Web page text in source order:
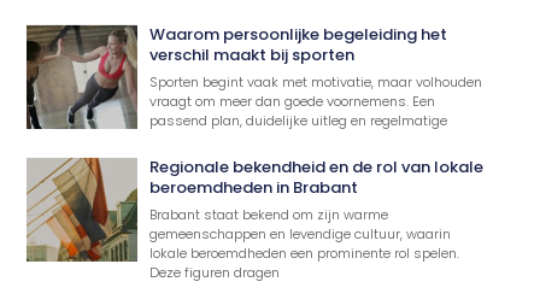
Waarom persoonlijke begeleiding het
verschil maakt bij sporten
Sporten begint vaak met motivatie, maar volhouden
vraagt om meer dan goede voornemens. Een
passend plan, duidelijke uitleg en regelmatige
Regionale bekendheid en de rol van lokale
beroemdheden in Brabant
Brabant staat bekend om zijn warme
gemeenschappen en levendige cultuur, waarin
lokale beroemdheden een prominente rol spelen.
Deze figuren dragen